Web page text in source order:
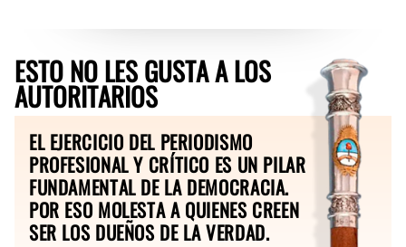
ESTO NO LES GUSTA A LOS
AUTORITARIOS
EL EJERCICIO DEL PERIODISMO
PROFESIONAL Y CRÍTICO ES UN PILAR
FUNDAMENTAL DE LA DEMOCRACIA.
POR ESO MOLESTA A QUIENES CREEN
SER LOS DUEÑOS DE LA VERDAD.